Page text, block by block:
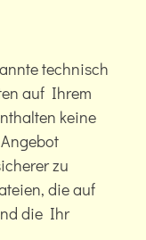
technisch
auf Ihrem
keine
zu
die auf
die Ihr